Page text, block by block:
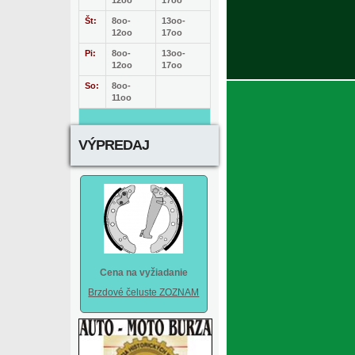
Št:
8oo-
12oo
13oo-
17oo
Pi:
8oo-
12oo
13oo-
17oo
So:
8oo-
11oo
VÝPREDAJ
Cena na vyžiadanie
Brzdové čeluste ZOZNAM